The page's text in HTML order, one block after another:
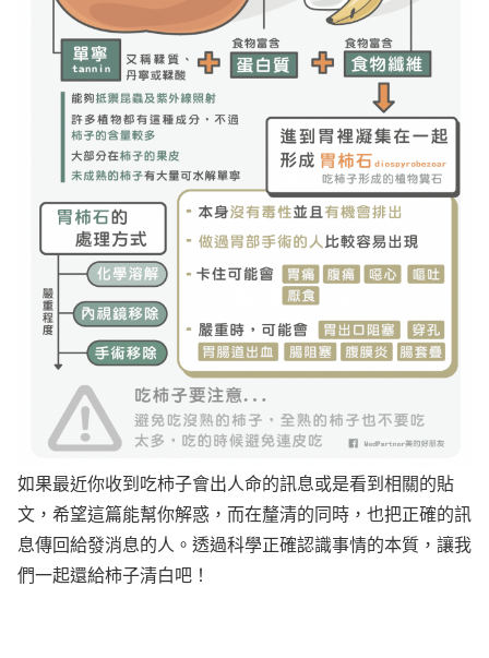
如果最近你收到吃柿子會出人命的訊息或是看到相關的貼
文，希望這篇能幫你解惑，而在釐清的同時，也把正確的訊
息傳回給發消息的人。透過科學正確認識事情的本質，讓我
們一起還給柿子清白吧！